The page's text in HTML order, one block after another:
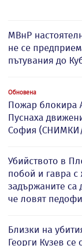
МВнР
не се
пътувания до
Обновена
Пожар блокира
Пуснаха
София
Убийството в
побой и гавра с
задържаните са
че ловят
Близки на
Георги Кузев се